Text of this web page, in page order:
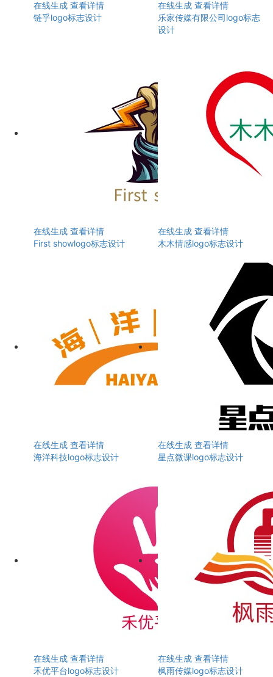
在线生成 查看详情
链乎logo标志设计
在线生成 查看详情
乐家传媒有限公司logo标志
设计
在线生成 查看详情
First showlogo标志设计
在线生成 查看详情
木木情感logo标志设计
在线生成 查看详情
海洋科技logo标志设计
在线生成 查看详情
星点微课logo标志设计
在线生成 查看详情
禾优平台logo标志设计
在线生成 查看详情
枫雨传媒logo标志设计